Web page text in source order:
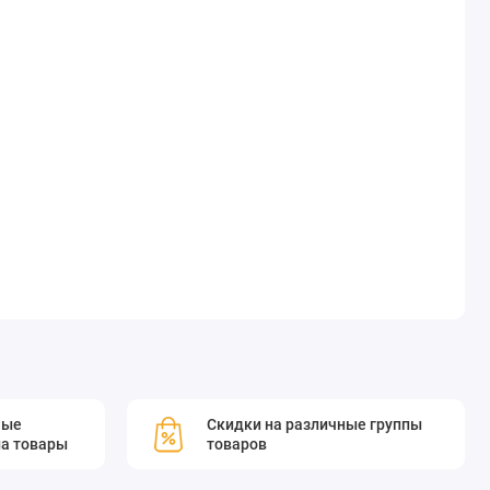
товары
Скидки на различные группы
товаров